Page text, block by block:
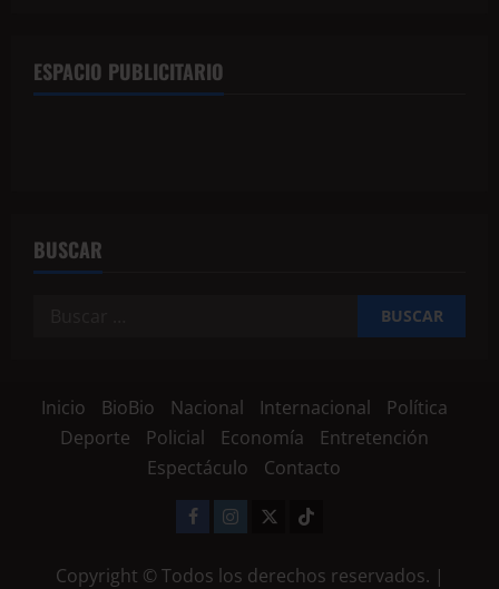
ESPACIO PUBLICITARIO
BUSCAR
Inicio BioBio Nacional Internacional
Política
Deporte
Policial Economía
Entretención
Espectáculo
Contacto
Copyright © Todos los derechos reservados. |